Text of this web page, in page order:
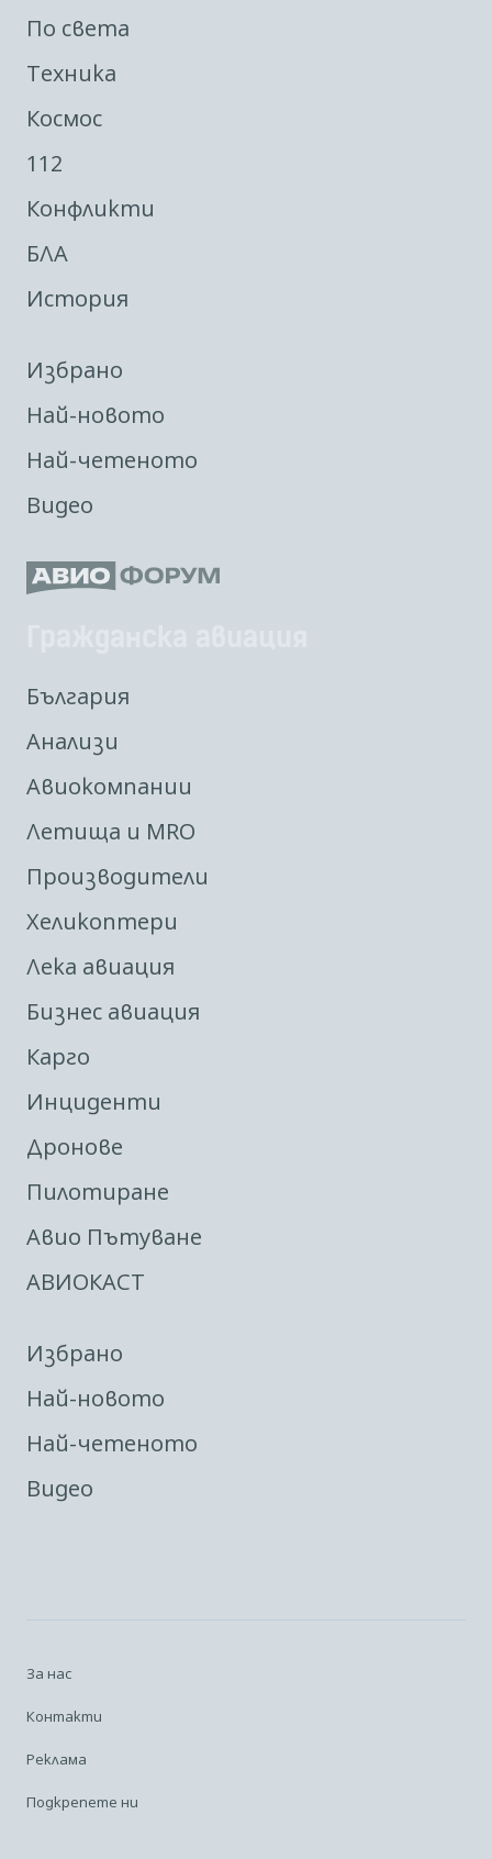
По света
Техника
Космос
112
Конфликти
БЛА
История
Избрано
Най-новото
Най-четеното
Видео
България
Анализи
Авиокомпании
Летища и MRO
Производители
Хеликоптери
Лека авиация
Бизнес авиация
Карго
Инциденти
Дронове
Пилотиране
Авио Пътуване
АВИОКАСТ
Избрано
Най-новото
Най-четеното
Видео
За нас
Контакти
Реклама
Подкрепете ни